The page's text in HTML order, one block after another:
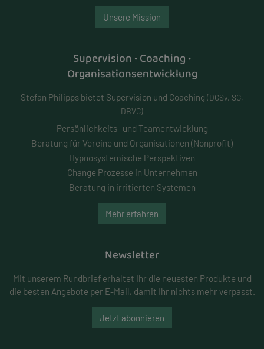
Unsere Mission
Supervision • Coaching •
Organisationsentwicklung
Stefan Philipps bietet Supervision und Coaching (DGSv, SG,
DBVC)
Persönlichkeits- und Teamentwicklung
Beratung für Vereine und Organisationen (Nonprofit)
Hypnosystemische Perspektiven
Change Prozesse in Unternehmen
Beratung in irritierten Systemen
Mehr erfahren
Newsletter
Mit unserem Rundbrief erhaltet Ihr die neuesten Produkte und
die besten Angebote per E-Mail, damit Ihr nichts mehr verpasst.
Jetzt abonnieren